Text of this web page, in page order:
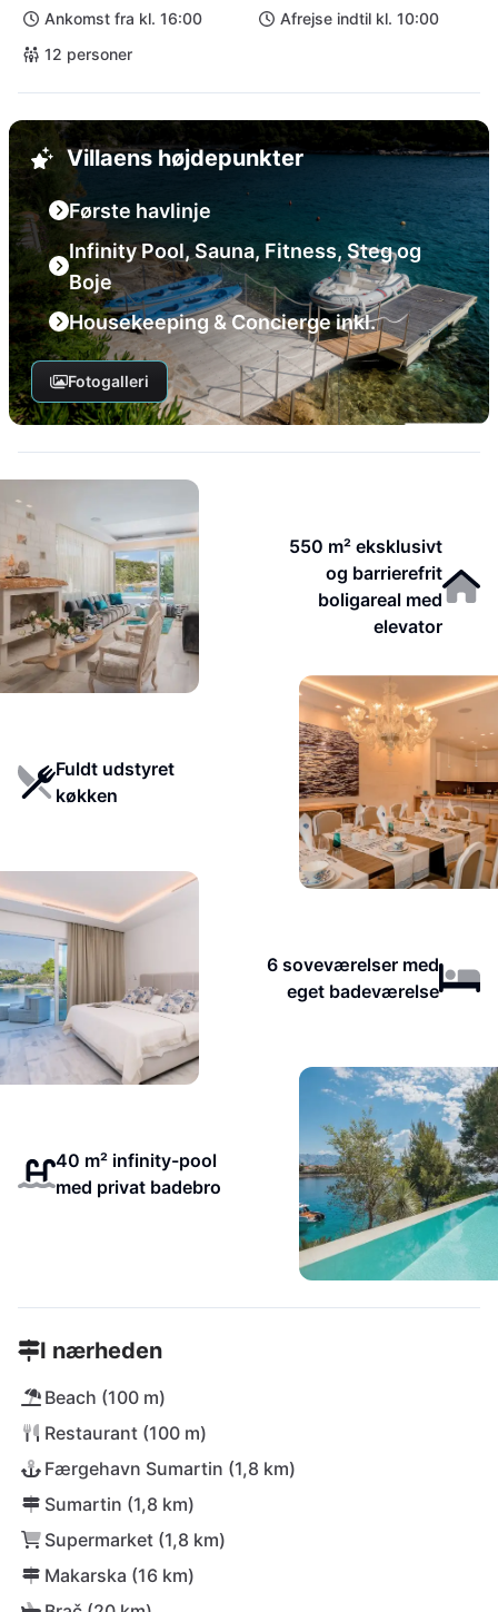
Ankomst fra kl. 16:00
Afrejse indtil kl. 10:00
12 personer
Villaens højdepunkter
Første havlinje
Infinity Pool, Sauna, Fitness, Steg og
Boje
Housekeeping & Concierge inkl.
Fotogalleri
550 m² eksklusivt
og barrierefrit
boligareal med
elevator
Fuldt udstyret
køkken
6 soveværelser med
eget badeværelse
40 m² infinity-pool
med privat badebro
I nærheden
Beach (100 m)
Restaurant (100 m)
Færgehavn Sumartin (1,8 km)
Sumartin (1,8 km)
Supermarket (1,8 km)
Makarska (16 km)